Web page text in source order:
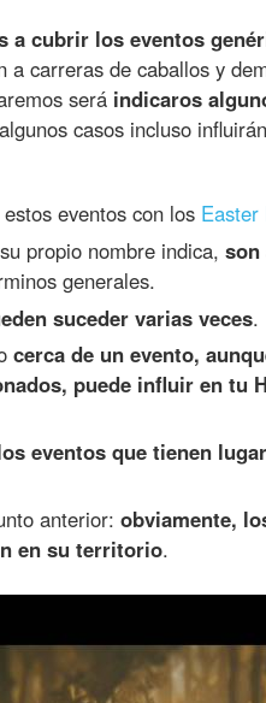
a cubrir los eventos
a carreras de caballos y
será indicaros
casos incluso
eventos con los Easter
propio nombre indica, son
generales.
suceder varias veces.
cerca de un evento,
puede influir en tu
eventos que tienen
anterior: obviamente,
en su territorio.